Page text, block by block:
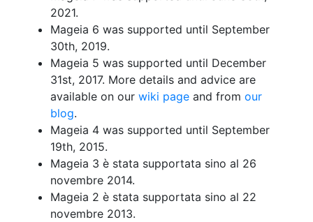
2021.
Mageia 6 was supported until September
30th, 2019.
Mageia 5 was supported until December
31st, 2017. More details and advice are
available on our wiki page and from our
blog.
Mageia 4 was supported until September
19th, 2015.
Mageia 3 è stata supportata sino al 26
novembre 2014.
Mageia 2 è stata supportata sino al 22
novembre 2013.